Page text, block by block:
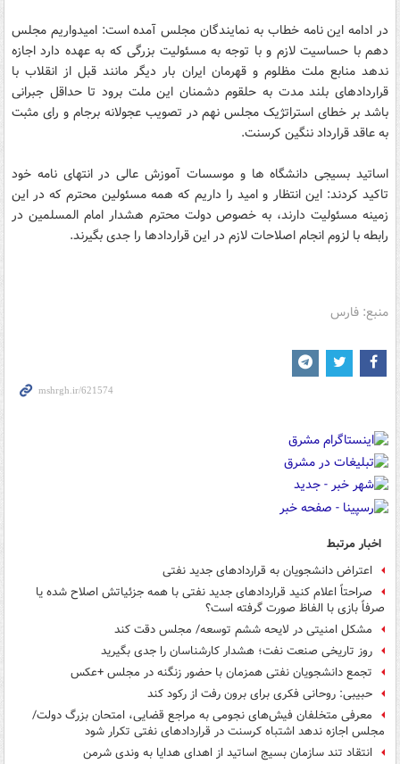
در ادامه این نامه خطاب به نمایندگان مجلس آمده است: امیدواریم مجلس
دهم با حساسیت لازم و با توجه به مسئولیت بزرگی که به عهده دارد اجازه
ندهد منابع ملت مظلوم و قهرمان ایران بار دیگر مانند قبل از انقلاب با
قراردادهای بلند مدت به حلقوم دشمنان این ملت برود تا حداقل جبرانی
باشد بر خطای استراتژیک مجلس نهم در تصویب عجولانه برجام و رای مثبت
به عاقد قرارداد ننگین کرسنت.
اساتید بسیجی دانشگاه ها و موسسات آموزش عالی در انتهای نامه خود
تاکید کردند: این انتظار و امید را داریم که همه مسئولین محترم که در این
زمینه مسئولیت دارند، به خصوص دولت محترم هشدار امام المسلمین در
رابطه با لزوم انجام اصلاحات لازم در این قراردادها را جدی بگیرند.
منبع: فارس
اخبار مرتبط
اعتراض دانشجویان به قراردادهای جدید نفتی
صراحتاً اعلام کنید قراردادهای جدید نفتی با همه جزئیاتش اصلاح شده یا
صرفاً بازی با الفاظ صورت گرفته است؟
مشکل امنیتی در لایحه‌ ششم توسعه/ مجلس دقت کند
روز تاریخی صنعت نفت؛ هشدار کارشناسان را جدی بگیرید
تجمع دانشجویان نفتی همزمان با حضور زنگنه در مجلس +عکس
حبیبی: روحانی فکری برای برون رفت از رکود کند
معرفی متخلفان فیش‌های نجومی به مراجع قضایی، امتحان بزرگ دولت/
مجلس اجازه ندهد اشتباه کرسنت در قراردادهای نفتی تکرار شود
انتقاد تند سازمان بسیج اساتید از اهدای هدایا به وندی شرمن